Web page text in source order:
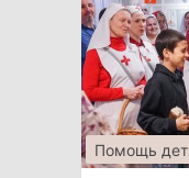
Помощь